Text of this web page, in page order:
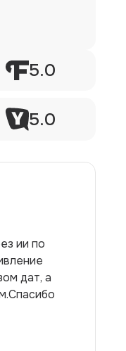
5.0
5.0
нейросети
худшего,
с